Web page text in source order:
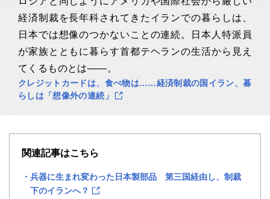
経済制裁を長年科されてきたイランでの暮らしは、
日本では想像のつかないことの連続。日本人特派員
が家族とともに暮らす首都テヘランの生活から見え
てくるものとは――。
クレジットカードは、食べ物は……経済制裁の国イラン、暮
らしは「想像外の連続」
関連記事はこちら
兵器に生まれ変わった日本製部品 第三国経由し、制裁
下のイランへ？